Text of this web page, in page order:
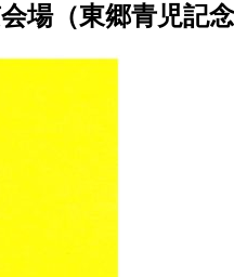
場（東郷青児記